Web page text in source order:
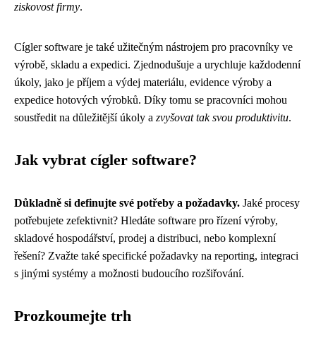
ziskovost firmy.
Cígler software je také užitečným nástrojem pro pracovníky ve
výrobě, skladu a expedici. Zjednodušuje a urychluje každodenní
úkoly, jako je příjem a výdej materiálu, evidence výroby a
expedice hotových výrobků. Díky tomu se pracovníci mohou
soustředit na důležitější úkoly a zvyšovat tak svou produktivitu.
Jak vybrat cígler software?
Důkladně si definujte své potřeby a požadavky. Jaké procesy
potřebujete zefektivnit? Hledáte software pro řízení výroby,
skladové hospodářství, prodej a distribuci, nebo komplexní
řešení? Zvažte také specifické požadavky na reporting, integraci
s jinými systémy a možnosti budoucího rozšiřování.
Prozkoumejte trh